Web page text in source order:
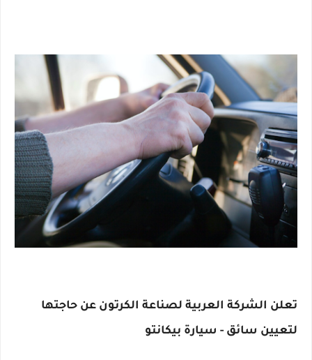
لتعيين سائق - سيارة بيكانتو